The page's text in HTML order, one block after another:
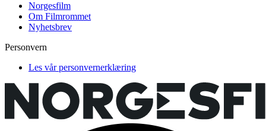
Norgesfilm
Om Filmrommet
Nyhetsbrev
Personvern
Les vår personvernerklæring